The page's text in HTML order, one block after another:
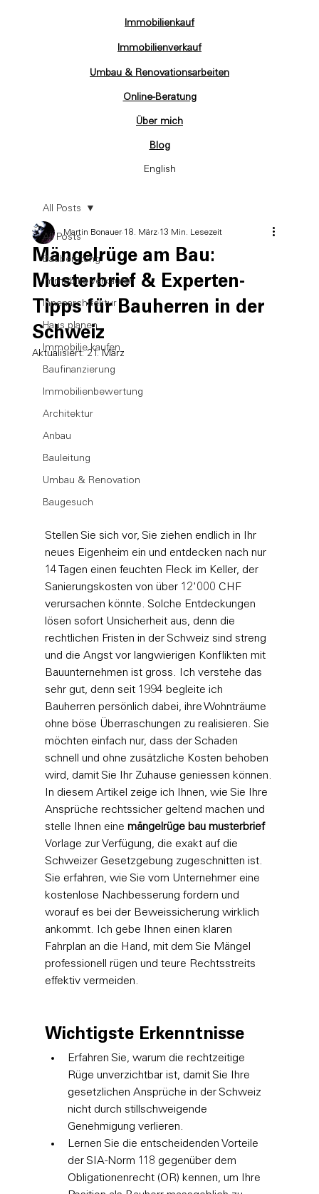
Immobilienkauf
Immobilienverkauf
Umbau & Renovationsarbeiten
Online-Beratung
Über mich
Blog
English
All Posts
Bauberatung
Immobilie verkaufen
Innenarchitektur
Haus planen
Immobilie kaufen
Baufinanzierung
Immobilienbewertung
Architektur
Anbau
Bauleitung
Umbau & Renovation
Baugesuch
All Posts
Mängelrüge am Bau:
Musterbrief & Experten-
Tipps für Bauherren in der
Schweiz
Martin Bonauer 18. März 13 Min. Lesezeit
Aktualisiert:21. März
Stellen Sie sich vor, Sie ziehen endlich in Ihr
neues Eigenheim ein und entdecken nach nur
14 Tagen einen feuchten Fleck im Keller, der
Sanierungskosten von über 12'000 CHF
verursachen könnte. Solche Entdeckungen
lösen sofort Unsicherheit aus, denn die
rechtlichen Fristen in der Schweiz sind streng
und die Angst vor langwierigen Konflikten mit
Bauunternehmen ist gross. Ich verstehe das
sehr gut, denn seit 1994 begleite ich
Bauherren persönlich dabei, ihre Wohnträume
ohne böse Überraschungen zu realisieren. Sie
möchten einfach nur, dass der Schaden
schnell und ohne zusätzliche Kosten behoben
wird, damit Sie Ihr Zuhause geniessen können.
In diesem Artikel zeige ich Ihnen, wie Sie Ihre
Ansprüche rechtssicher geltend machen und
stelle Ihnen eine mängelrüge bau musterbrief
Vorlage zur Verfügung, die exakt auf die
Schweizer Gesetzgebung zugeschnitten ist.
Sie erfahren, wie Sie vom Unternehmer eine
kostenlose Nachbesserung fordern und
worauf es bei der Beweissicherung wirklich
ankommt. Ich gebe Ihnen einen klaren
Fahrplan an die Hand, mit dem Sie Mängel
professionell rügen und teure Rechtsstreits
effektiv vermeiden.
Wichtigste Erkenntnisse
Erfahren Sie, warum die rechtzeitige
Rüge unverzichtbar ist, damit Sie Ihre
gesetzlichen Ansprüche in der Schweiz
nicht durch stillschweigende
Genehmigung verlieren.
Lernen Sie die entscheidenden Vorteile
der SIA-Norm 118 gegenüber dem
Obligationenrecht (OR) kennen, um Ihre